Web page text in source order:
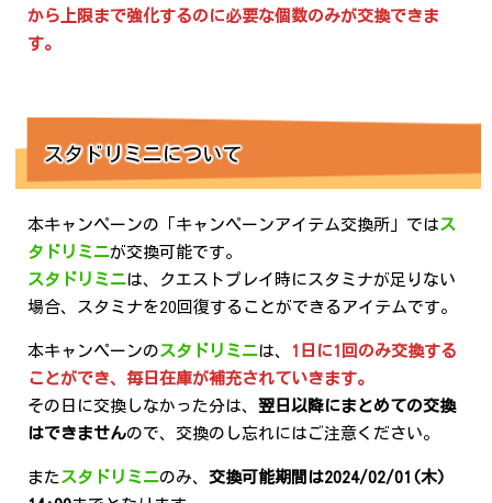
から上限まで強化するのに必要な個数のみが交換できま
す。
スタドリミニについて
本キャンペーンの「キャンペーンアイテム交換所」ではス
タドリミニが交換可能です。
スタドリミニは、クエストプレイ時にスタミナが足りない
場合、スタミナを20回復することができるアイテムです。
本キャンペーンのスタドリミニは、
1日に1回のみ交換する
ことができ、毎日在庫が補充されていきます。
その日に交換しなかった分は、 翌日以降にまとめての交換
はできませんので、交換のし忘れにはご注意ください。
また スタドリミニのみ、 交換可能期間は2024/02/01(木)